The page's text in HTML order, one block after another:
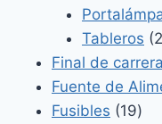
Tableros 2
Final de carrera
Fuente de
Fusibles 1919